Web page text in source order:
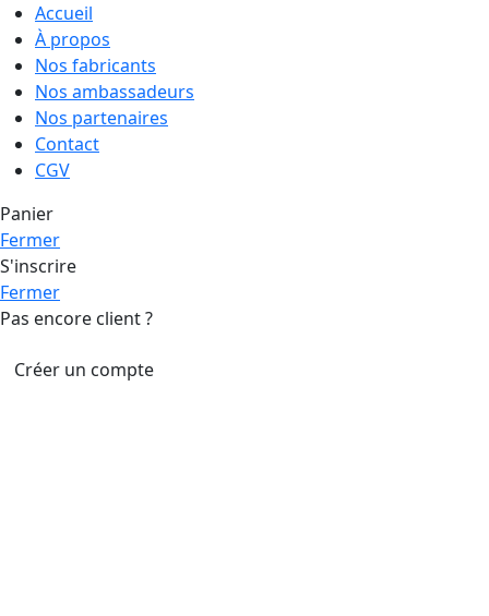
Accueil
À propos
Nos fabricants
Nos ambassadeurs
Nos partenaires
Contact
CGV
Panier
Fermer
S'inscrire
Fermer
Pas encore client ?
Créer un compte